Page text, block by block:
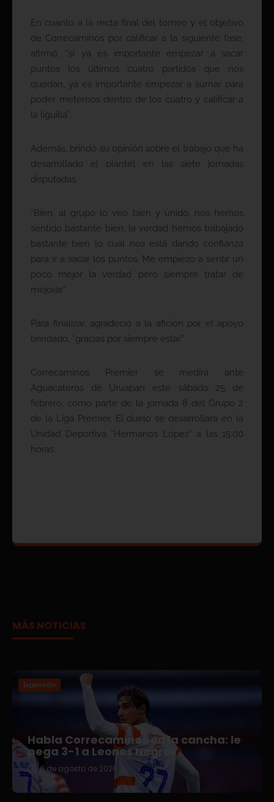
En cuanto a la recta final del torneo y el objetivo
de Correcaminos por calificar a la siguiente fase,
afirmó, “si ya es importante empezar a sacar
puntos los últimos cuatro partidos que nos
quedan, ya es importante empezar a sumar para
poder meternos dentro de los cuatro y calificar a
la liguilla”.
Además, brindó su opinión sobre el trabajo que ha
desarrollado el plantel en las siete jornadas
disputadas.
“Bien, al grupo lo veo bien y unido, nos hemos
sentido bastante bien, la verdad hemos trabajado
bastante bien lo cual nos está dando confianza
para ir a sacar los puntos. Me empiezo a sentir un
poco mejor la verdad pero siempre tratar de
mejorar”.
Para finalizar, agradeció a la afición por el apoyo
brindado, “gracias por siempre estar”.
Correcaminos Premier se medirá ante
Aguacateros de Uruapan este sábado 25 de
febrero, como parte de la jornada 8 del Grupo 2
de la Liga Premier. El duelo se desarrollará en la
Unidad Deportiva “Hermanos López” a las 15:00
horas.
MÁS NOTICIAS
Expansión
Habla Correcaminos en la cancha: le
pega 3-1 a Leones Negros
6 de agosto de 2026